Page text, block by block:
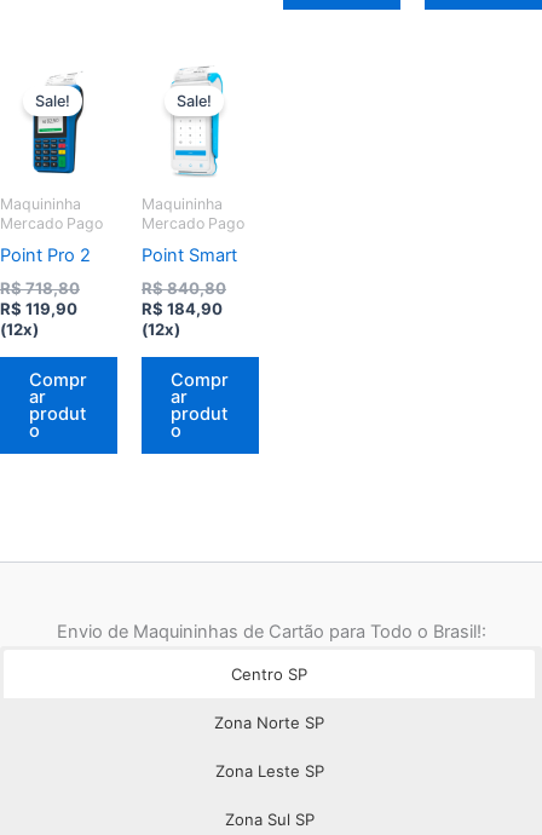
Sale!
Maquininha
Mercado Pago
Point Pro 2
R$718,80O
R$ 119,90O
R$ 119,90.
(12x)
Compr
ar
produt
o
Sale!
Maquininha
Mercado Pago
Point Smart
R$840,80O
R$ 184,90O
R$ 184,90.
(12x)
Compr
ar
produt
o
Envio de Maquininhas de Cartão para Todo o Brasil!:
Centro SP
Zona Norte SP
Zona Leste SP
Zona Sul SP